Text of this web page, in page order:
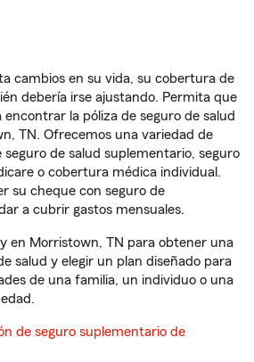
cambios en su vida, su cobertura de
debería irse ajustando. Permita que
la póliza de seguro de salud
TN. Ofrecemos una variedad de
seguro de salud suplementario, seguro
o cobertura médica individual.
su cheque con seguro de
a cubrir gastos mensuales.
en Morristown, TN para obtener una
salud y elegir un plan diseñado para
de una familia, un individuo o una
de seguro suplementario de